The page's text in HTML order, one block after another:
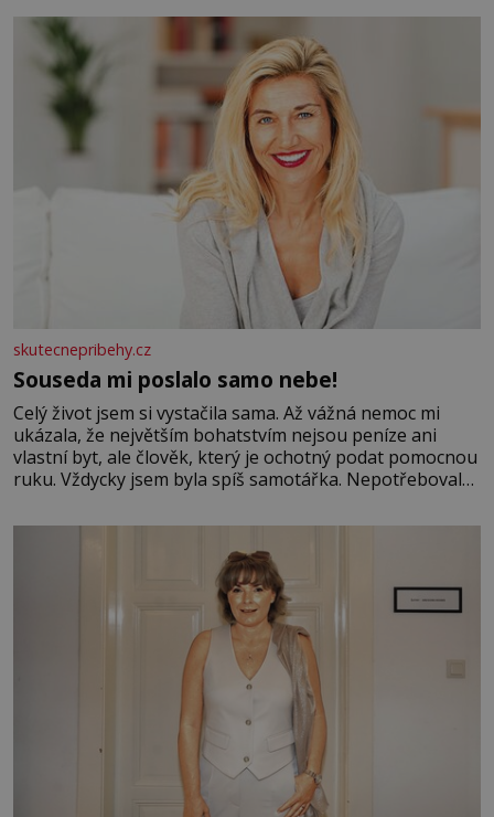
se na koloběžce a den zakončit poznáváním památek ve
Velkých Losinách nebo v termálním
skutecnepribehy.cz
Souseda mi poslalo samo nebe!
Celý život jsem si vystačila sama. Až vážná nemoc mi
ukázala, že největším bohatstvím nejsou peníze ani
vlastní byt, ale člověk, který je ochotný podat pomocnou
ruku. Vždycky jsem byla spíš samotářka. Nepotřebovala
mi knihy, práce a hlavně klid. Hned po studiích jsem